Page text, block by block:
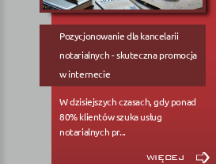
Pozycjonowanie dla kancelarii
notarialnych - skuteczna promocja
w internecie
W dzisiejszych czasach, gdy ponad
80% klientów szuka usług
notarialnych pr...
więcej